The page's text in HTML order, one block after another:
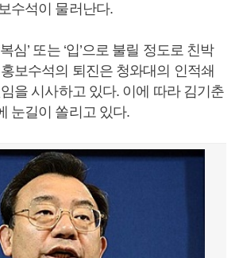
수석이 물러난다.
심’ 또는 ‘입’으로 불릴 정도로 친박
보수석의 퇴진은 청와대의 인적쇄
을 시사하고 있다. 이에 따라 김기춘
눈길이 쏠리고 있다.